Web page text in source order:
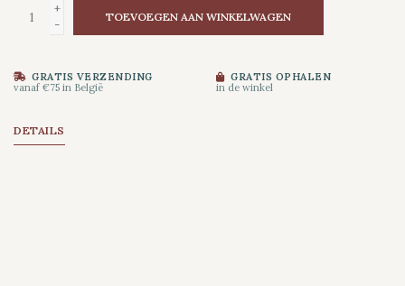
+
-
TOEVOEGEN AAN WINKELWAGEN
GRATIS VERZENDING
vanaf €75 in België
GRATIS OPHALEN
in de winkel
DETAILS